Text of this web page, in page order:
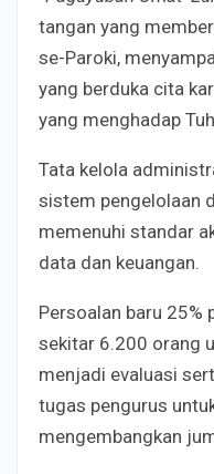
tangan yang
se-Paroki,
yang berduka cita
yang menghadap
Tata kelola
sistem pengelolaan
memenuhi standar
data dan keuangan.
Persoalan baru
sekitar 6.200 orang
menjadi evaluasi
tugas pengurus
mengembangkan